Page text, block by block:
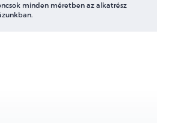
minden méretben az alkatrész